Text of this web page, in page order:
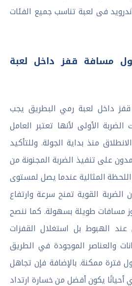
فى لعبة تناسب جميع الفئات
مسافة قفز داخل لعبة
داخل لعبة رمي البطريق يجب
الضربة الأولى لأنها تعتبر العامل
منذ بداية الجولة. وللتأكيد
على تنفيذ الضربة المجنونة من
المثالية عندما يصل لمستوى
الضربة القوية تمنح سرعة وارتفاع
مسافات طويلة بسهولة. كما ننصح
عند الهبوط بل استغلال القفزات
والعناصر الموجودة في الطريق
فترة ممكنة. بالإضافة فإن تجاهل
أحيانًا يكون أفضل من خسارة ارتداد